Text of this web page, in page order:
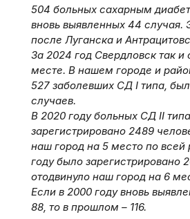
504 больных сахарным
вновь выявленных 44 случая.
после Луганска и
За 2024 год Свердловск так и
месте. В нашем городе и
527 заболевших СД I типа,
случаев.
В 2020 году больных СД II
зарегистрировано 2489
наш город на 5 место по всей
году было зарегистрировано
отодвинуло наш город на 6
Если в 2000 году вновь
88, то в прошлом – 116.